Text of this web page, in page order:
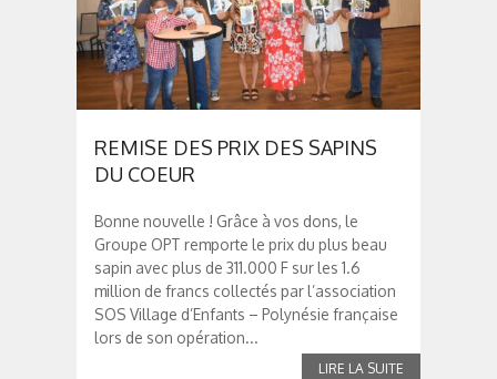
REMISE DES PRIX DES SAPINS
DU COEUR
Bonne nouvelle ! Grâce à vos dons, le
Groupe OPT remporte le prix du plus beau
sapin avec plus de 311.000 F sur les 1.6
million de francs collectés par l’association
SOS Village d’Enfants – Polynésie française
lors de son opération...